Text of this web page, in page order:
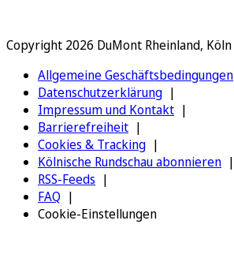
Copyright 2026 DuMont Rheinland, Köln
Allgemeine Geschäftsbedingungen
Datenschutzerklärung
Impressum und Kontakt
Barrierefreiheit
Cookies & Tracking
Kölnische Rundschau abonnieren
RSS-Feeds
FAQ
Cookie-Einstellungen